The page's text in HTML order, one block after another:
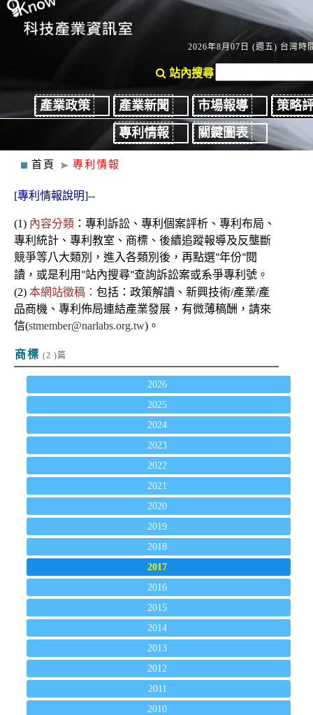
2026年8月07日 (週五) 台灣時
站內搜尋
產業政策 產業新聞 市場報導
策略
專利情報
關鍵圖表
首頁 專利情報
[專利情報說明]--
(1) 內容分類 ： 專利 訴訟、 專利個案評析、專利布局、
專利統計、專利教室 、商標、後續追蹤報導及反壟斷
競爭等八大類別，進入各類別後 ，再點選"年份"閱
讀，或是利用 "站內搜尋"查詢訴訟案或系爭專利號。
(2) 本網站徵稿： 包括：政策解讀、新興技術/產業/產
品商機、專利佈局連結產業發展，有微薄稿酬，請來
信(stmember@narlabs.org.tw)。
商標 (2 )篇
2026
2025
2024
2023
2022
2021
2020
2019
2018
2017
2016
2015
2014
2013
2012
2011
2010